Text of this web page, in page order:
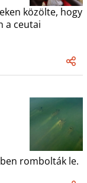
közölte, hogy
a ceutai
rombolták le.